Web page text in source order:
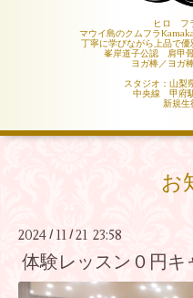
ヒロ フ
マウイ島のクムフラ
丁寧に学びながら上品で
峯岸道子公認 肩甲
ヨガ棒／ヨガ
スタジオ：山
中央線 甲府
新規生
お
2024 / 11 /21 23:58
体験レッスン０円キ